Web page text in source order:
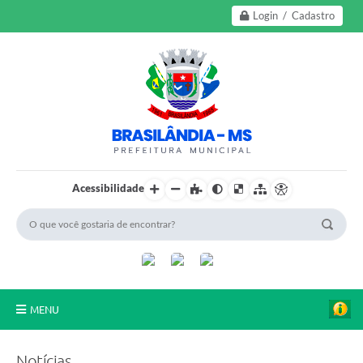
Login / Cadastro
Acessibilidade
MENU